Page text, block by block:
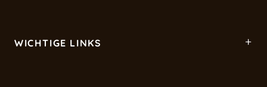
WICHTIGE LINKS